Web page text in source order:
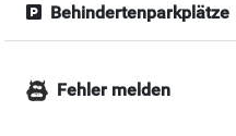
Behindertenparkplätze
Fehler melden